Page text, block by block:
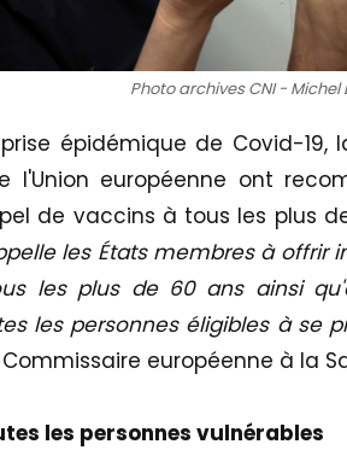
Photo archives CNI - Michel
épidémique de Covid-19,
l'Union européenne ont
de vaccins à tous les plus
les États membres à offrir
les plus de 60 ans ainsi
les personnes éligibles à se
européenne à la
les personnes vulnérables